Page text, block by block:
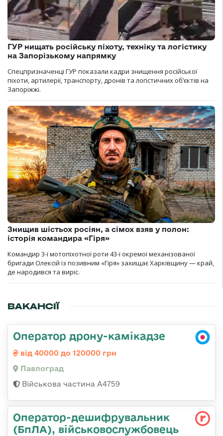
ГУР нищать російську піхоту, техніку та логістику
на Запорізькому напрямку
Спецпризначенці ГУР показали кадри знищення російської
піхоти, артилерії, транспорту, дронів та логістичних об’єктів на
Запоріжжі.
Знищив шістьох росіян, а сімох взяв у полон:
історія командира «Гіря»
Командир 3-ї мотопіхотної роти 43-ї окремої механізованої
бригади Олексій із позивним «Гіря» захищає Харківщину — край,
де народився та виріс.
ВАКАНСІЇ
Оператор дрону-камікадзе
від 40000 до 120000 грн
Павлоград
Військова частина А4759
Оператор-дешифрувальник
(БпЛА), військовослужбовець